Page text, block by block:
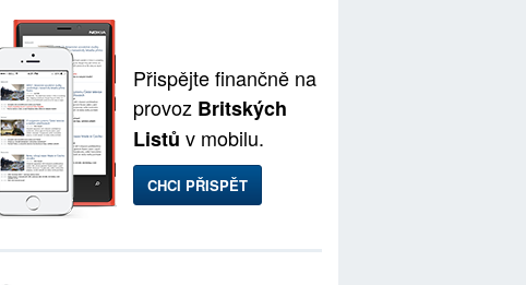
Přispějte finančně na
provoz Britských
Listů v mobilu.
CHCI PŘISPĚT